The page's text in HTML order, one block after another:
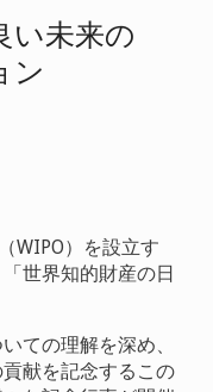
い未来の
ン
WIPO）を設立す
世界知的財産の日
ての理解を深め、
献を記念するこの